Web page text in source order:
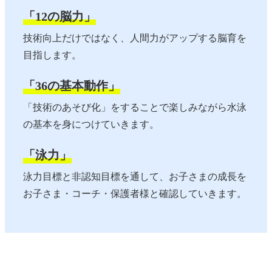
「12の脳力」
技術向上だけではなく、人間力がアップする脳育を
目指します。
「36の基本動作」
「技術のあそび化」をすることで楽しみながら水泳
の基本を身につけていきます。
「泳力」
泳力目標と非認知目標を通して、お子さまの成長を
お子さま・コーチ・保護者様と確認していきます。